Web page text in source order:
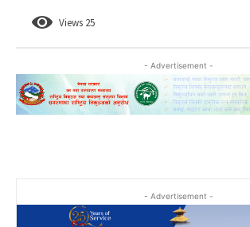
Views 25
- Advertisement -
- Advertisement -